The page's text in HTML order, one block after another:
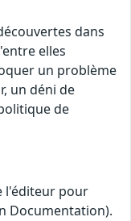
dans
elles
un problème
un déni de
de
l'éditeur pour
Documentation).